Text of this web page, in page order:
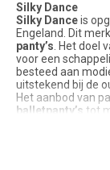
Silky Dance
Silky Danceis
Engeland. Dit
panty’s. Het doel
voor een
besteed aan
uitstekend bij de
Het aanbod van
balletpanty’s tot
dagelijks